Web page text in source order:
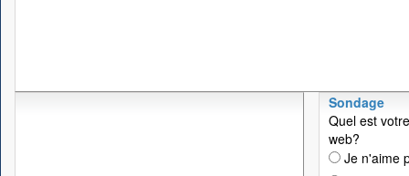
Sondage
Quel est
web?
Je n'aime